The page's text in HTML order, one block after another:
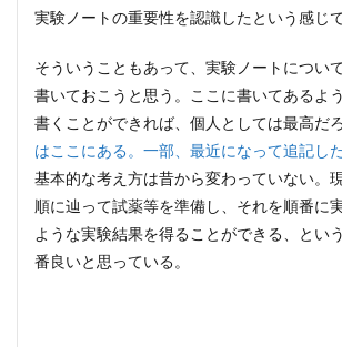
実験ノートの重要性を認識したという感じで
そういうこともあって、実験ノートについ
書いておこうと思う。ここに書いてあるよ
書くことができれば、個人としては最高だろ
はここにある。一部、最近になって追記し
基本的な考え方は昔から変わっていない。
順に辿って試薬等を準備し、それを順番に
ような実験結果を得ることができる、とい
番良いと思っている。